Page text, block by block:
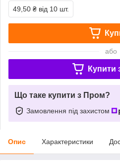
49,50 ₴ від 10 шт.
або
Купити
Що таке купити з Пром?
Замовлення під захистом
Опис Характеристики